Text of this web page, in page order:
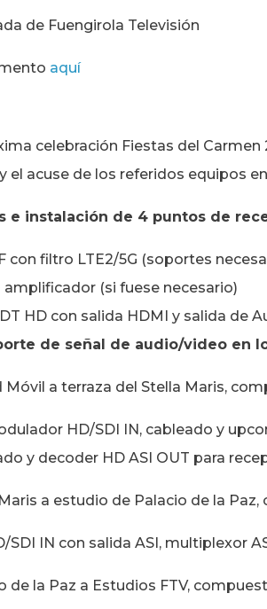
de Fuengirola Televisión
aquí
celebración Fiestas del
el acuse de los referidos equipos
e instalación de 4 puntos de
con filtro LTE2/5G (soportes
amplificador (si fuese necesario)
HD con salida HDMI y salida de
de señal de audio/video en
Móvil a terraza del Stella Maris,
HD/SDI IN, cableado y
y decoder HD ASI OUT para
a estudio de Palacio de la
SDI IN con salida ASI, multiplexor
de la Paz a Estudios FTV,